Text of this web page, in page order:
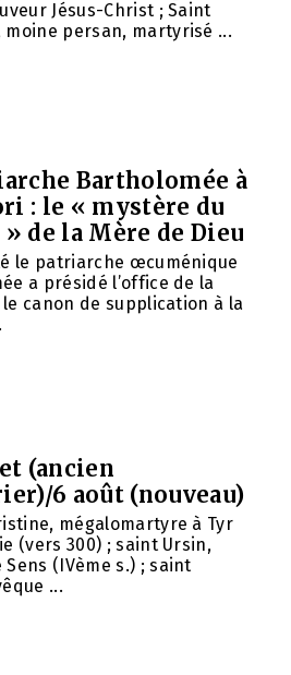
Jésus-Christ ; Saint
moine persan, martyrisé ...
Bartholomée à
: le « mystère du
de la Mère de Dieu
le patriarche œcuménique
a présidé l’office de la
le canon de supplication à la
(ancien
6 août (nouveau)
mégalomartyre à Tyr
(vers 300) ; saint Ursin,
Sens (IVème s.) ; saint
...